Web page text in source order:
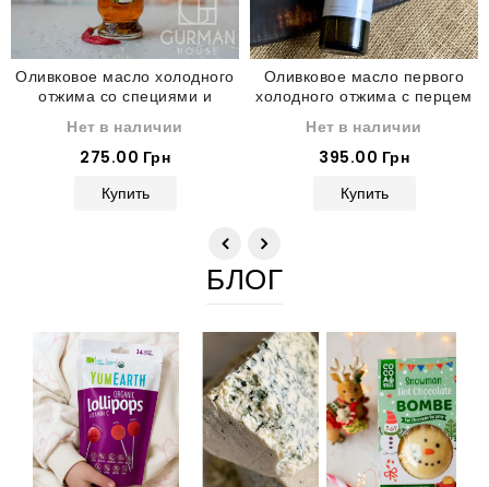
Оливковое масло холодного
отжима со специями и
Verginе di Oliva 250 мл
Нет в наличии
275.00 Грн
Купить
Оливковое масло первого
холодного отжима с перцем
di Oliva 250 мл
Нет в наличии
395.00 Грн
Купить
БЛОГ